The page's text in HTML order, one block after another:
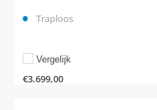
Traploos
€3.699,00
Vergelijk